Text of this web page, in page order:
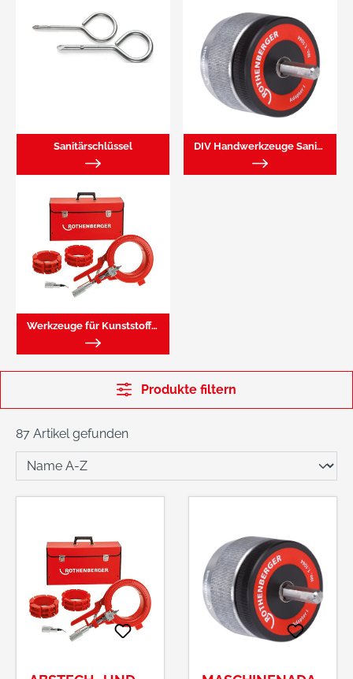
Sanitärschlüssel DIV Handwerkzeuge Sanitär
Werkzeuge für Kunststoffrohrbearbeitung
Produkte filtern
87 Artikel gefunden